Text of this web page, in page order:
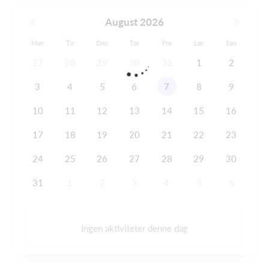
August 2026
Man Tir Ons Tor Fre Lør Søn
1 2
3 4 5 6 7 8 9
10 11 12 13 14 15 16
17 18 19 20 21 22 23
24 25 26 27 28 29 30
31
Ingen aktiviteter denne dag